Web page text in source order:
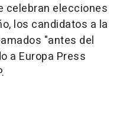
celebran elecciones
los candidatos a la
"antes del
a Europa Press